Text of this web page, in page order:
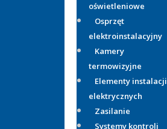
oświetleniowe
Osprzęt
elektroinstalacyjny
Kamery
termowizyjne
Elementy instalacji
elektrycznych
Zasilanie
Systemy kontroli